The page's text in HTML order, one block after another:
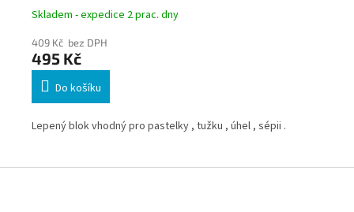
Skladem - expedice 2 prac. dny
409 Kč bez DPH
495 Kč
Do košíku
Lepený blok vhodný pro pastelky , tužku , úhel , sépii .